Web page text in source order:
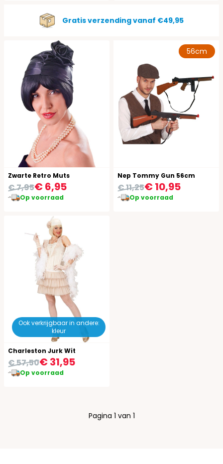
Gratis verzending vanaf €49,95
Zwarte Retro Muts
€ 6,95
€ 7,95
Op voorraad
56cm
Nep Tommy Gun 56cm
€ 10,95
€ 11,25
Op voorraad
Ook verkrijgbaar in andere:
kleur
Charleston Jurk Wit
€ 31,95
€ 57,50
Op voorraad
Pagina 1 van 1